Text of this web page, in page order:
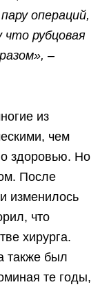
операций,
рубцовая
–
из
чем
здоровью. Но
После
изменилось
что
хирурга.
также был
те годы,